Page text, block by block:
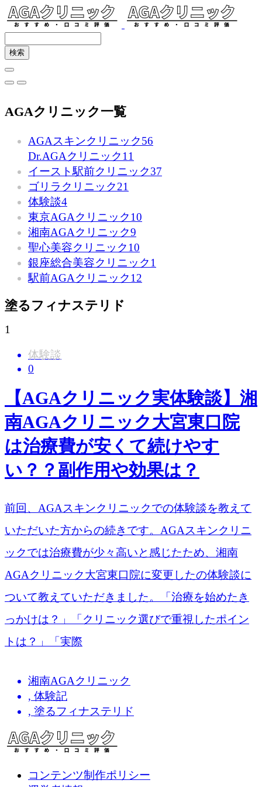
AGAクリニック一覧
AGAスキンクリニック56
Dr.AGAクリニック11
イースト駅前クリニック37
ゴリラクリニック21
体験談4
東京AGAクリニック10
湘南AGAクリニック9
聖心美容クリニック10
銀座総合美容クリニック1
駅前AGAクリニック12
塗るフィナステリド
1
体験談
0
【AGAクリニック実体験談】湘
南AGAクリニック大宮東口院
は治療費が安くて続けやす
い？？副作用や効果は？
前回、AGAスキンクリニックでの体験談を教えて
いただいた方からの続きです。AGAスキンクリニ
ックでは治療費が少々高いと感じたため、湘南
AGAクリニック大宮東口院に変更したの体験談に
ついて教えていただきました。「治療を始めたき
っかけは？」「クリニック選びで重視したポイン
トは？」「実際
湘南AGAクリニック
, 体験記
, 塗るフィナステリド
コンテンツ制作ポリシー